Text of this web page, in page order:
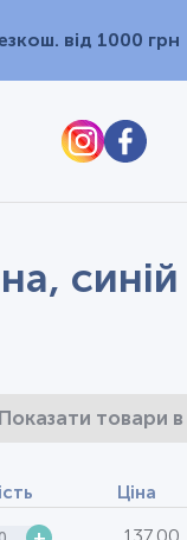
від 1000 грн
Показати товари
Ціна